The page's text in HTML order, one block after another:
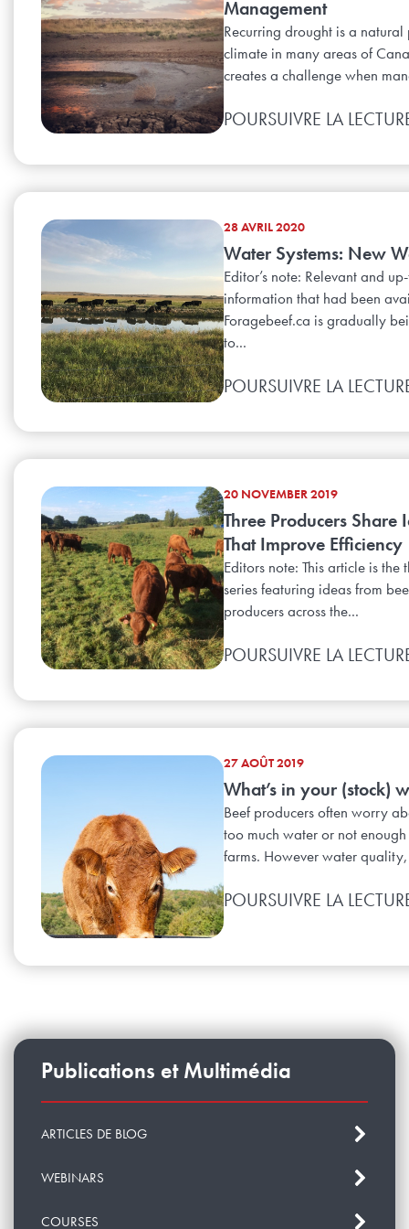
Management
Recurring drought is a natural
climate in many areas of
creates a challenge when
POURSUIVRE LA
28 AVRIL 2020
Water Systems: New
Editor’s note: Relevant and
information that had been
Foragebeef.ca is gradually
to...
POURSUIVRE LA
20 NOVEMBER 2019
Three Producers Share
That Improve Efficiency
Editors note: This article is the
series featuring ideas from
producers across the...
POURSUIVRE LA
27 AOÛT 2019
What’s in your (stock)
Beef producers often worry
too much water or not
farms. However water
POURSUIVRE LA
Publications et Multimédia
ARTICLES DE BLOG
WEBINARS
COURSES